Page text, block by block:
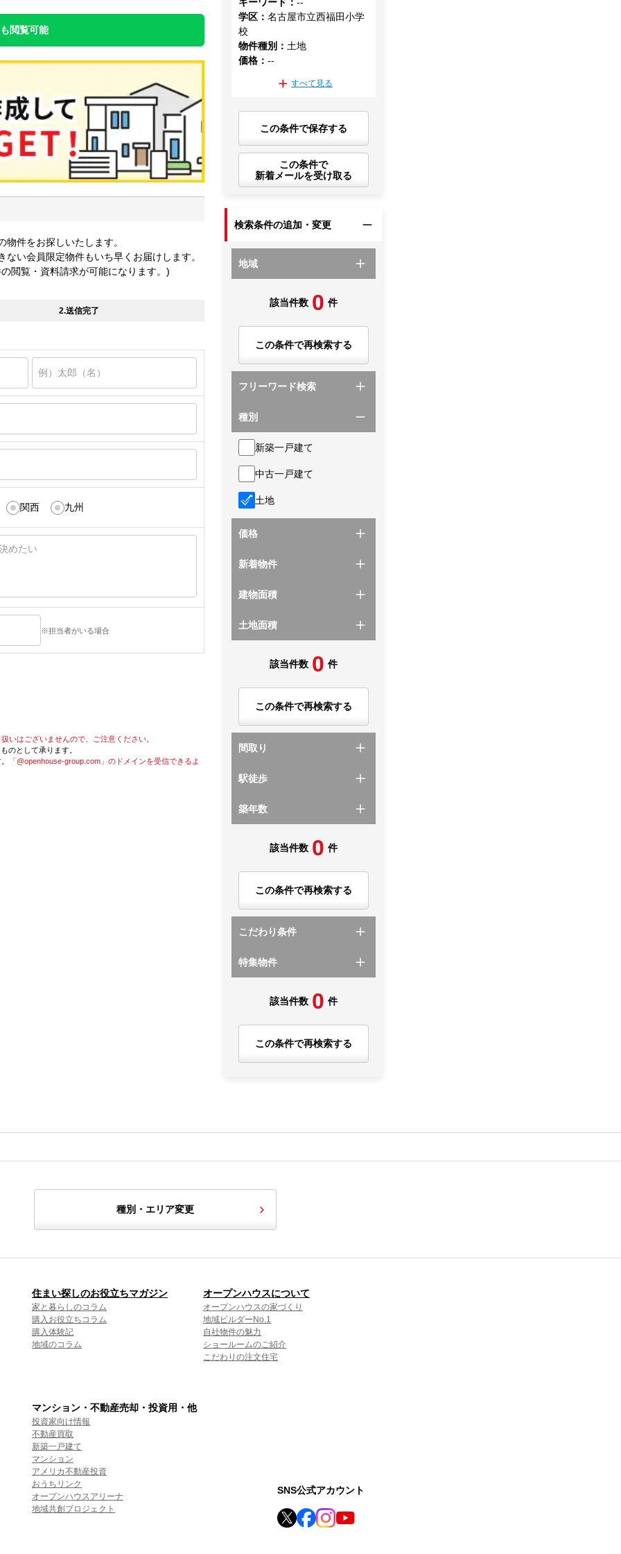
閲覧可能
件をお探しいたします。
い会員限定物件もいち早くお届けします。
閲覧・資料請求が可能になります。)
2.送信完了
関西 九州
※担当者がいる場合
いはございませんので、ご注意ください。
のとして承ります。
「@openhouse-group.com」のドメインを受信できるよ
学区 ：名古屋市立西福田小学
校
物件種別 ： 土地
価格 ：--
すべて見る
この条件で保存する
この条件で
新着メールを受け取る
検索条件の追加・変更
地域
該当件数 0 件
この条件で再検索する
フリーワード検索
種別
新築一戸建て
中古一戸建て
土地
価格
新着物件
建物面積
土地面積
該当件数 0 件
この条件で再検索する
間取り
駅徒歩
築年数
該当件数 0 件
この条件で再検索する
こだわり条件
特集物件
該当件数 0 件
この条件で再検索する
種別・エリア変更
住まい探しのお役立ちマガジン
家と暮らしのコラム
購入お役立ちコラム
購入体験記
地域のコラム
オープンハウスについて
オープンハウスの家づくり
地域ビルダーNo.1
自社物件の魅力
ショールームのご紹介
こだわりの注文住宅
マンション・不動産売却・投資用・他
投資家向け情報
不動産買取
新築一戸建て
マンション
アメリカ不動産投資
おうちリンク
オープンハウスアリーナ
地域共創プロジェクト
SNS公式アカウント